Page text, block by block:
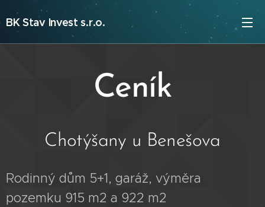
BK Stav Invest s.r.o.
Ceník
Chotýšany u Benešova
Rodinný dům 5+1, garáž, výměra
pozemku 915 m2 a 922 m2